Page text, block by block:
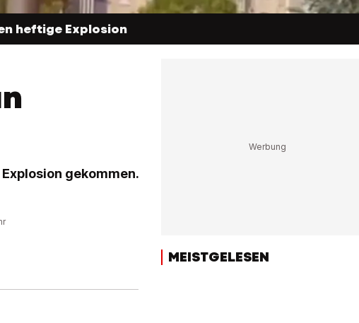
heftige Explosion
gekommen.
MEISTGELESEN